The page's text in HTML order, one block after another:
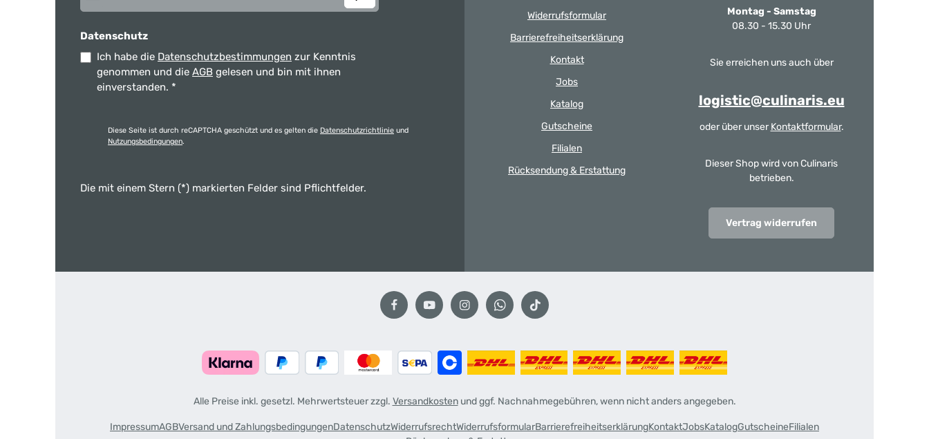
Datenschutz
Ich habe die Datenschutzbestimmungen zur Kenntnis
genommen und die AGB gelesen und bin mit ihnen
einverstanden. *
Diese Seite ist durch reCAPTCHA geschützt und es gelten die Datenschutzrichtlinie und
Nutzungsbedingungen.
Die mit einem Stern (*) markierten Felder sind Pflichtfelder.
Widerrufsformular
Barrierefreiheitserklärung
Kontakt
Jobs
Katalog
Gutscheine
Filialen
Rücksendung & Erstattung
Montag - Samstag
08.30 - 15.30 Uhr
Sie erreichen uns auch über
logistic@culinaris.eu
oder über unser Kontaktformular.
Dieser Shop wird von Culinaris
betrieben.
Vertrag widerrufen
Alle Preise inkl. gesetzl. Mehrwertsteuer zzgl. Versandkostenund ggf. Nachnahmegebühren, wenn nicht anders angegeben.
ImpressumAGBVersand und ZahlungsbedingungenDatenschutzWiderrufsrechtWiderrufsformularBarrierefreiheitserklärungKontaktJobsKatalogGutscheineFilialen